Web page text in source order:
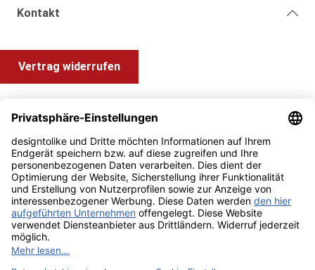
Kontakt
Vertrag widerrufen
Information und Impressum
Zahlung & Versand